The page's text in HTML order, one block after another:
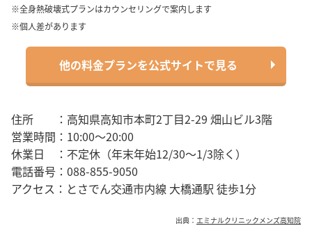
※全身熱破壊式プランはカウンセリングで案内します
※個人差があります
他の料金プランを公式サイトで見る
住所 ：高知県高知市本町2丁目2-29 畑山ビル3階
営業時間：10:00～20:00
休業日 ：不定休（年末年始12/30～1/3除く）
電話番号：088-855-9050
アクセス：とさでん交通市内線 大橋通駅 徒歩1分
出典： エミナルクリニックメンズ高知院